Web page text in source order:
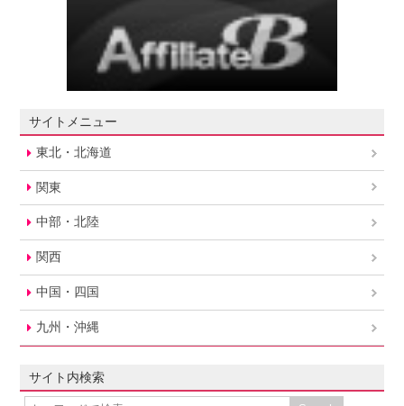
サイトメニュー
東北・北海道
関東
中部・北陸
関西
中国・四国
九州・沖縄
サイト内検索